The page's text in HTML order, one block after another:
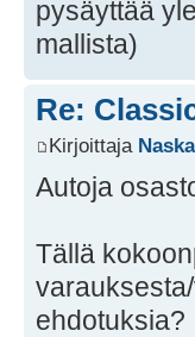
pysäyttää
mallista)
Re:
Kirjoittaja
Autoja
Tällä
ehdotuksia?